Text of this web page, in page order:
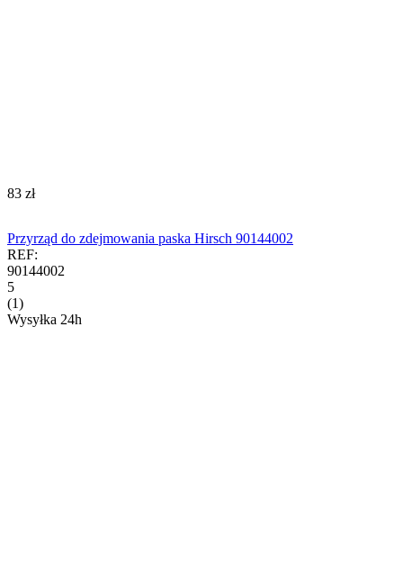
‍83‍ zł
Przyrząd do zdejmowania paska Hirsch 90144002
REF:
90144002
5
(1)
Wysyłka 24h